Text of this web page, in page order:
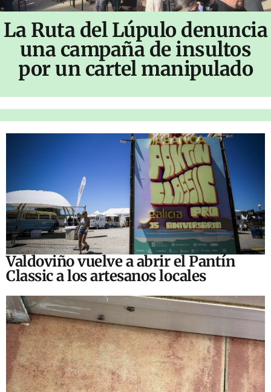
La Ruta del Lúpulo denuncia
una campaña de insultos
por un cartel manipulado
Valdoviño vuelve a abrir el Pantín
Classic a los artesanos locales